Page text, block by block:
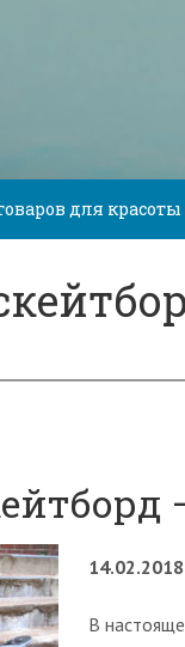
для красоты
В